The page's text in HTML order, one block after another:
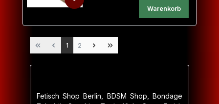
Warenkorb
Seite
1 Seite
2
Fetisch Shop Berlin, BDSM Shop, Bondage